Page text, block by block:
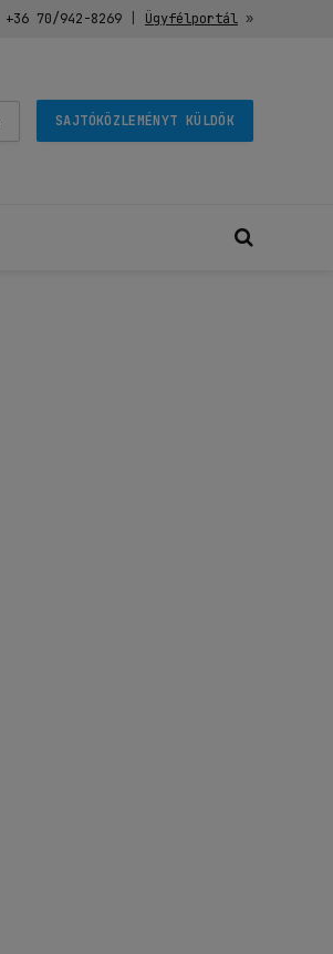
+36 70/942-8269| Ügyfélportál»
SAJTÓKÖZLEMÉNYT KÜLDÖK